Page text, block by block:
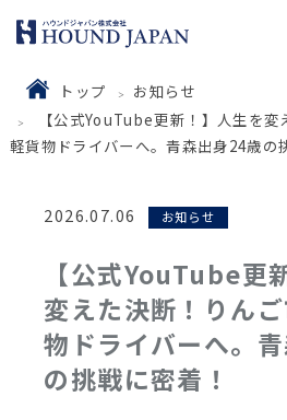
トップ
お知らせ
【公式YouTube更新！】人生を
軽貨物ドライバーへ。青森出身24歳の
2026.07.06 お知らせ
【公式YouTube更
変えた決断！りん
物ドライバーへ。
の挑戦に密着！